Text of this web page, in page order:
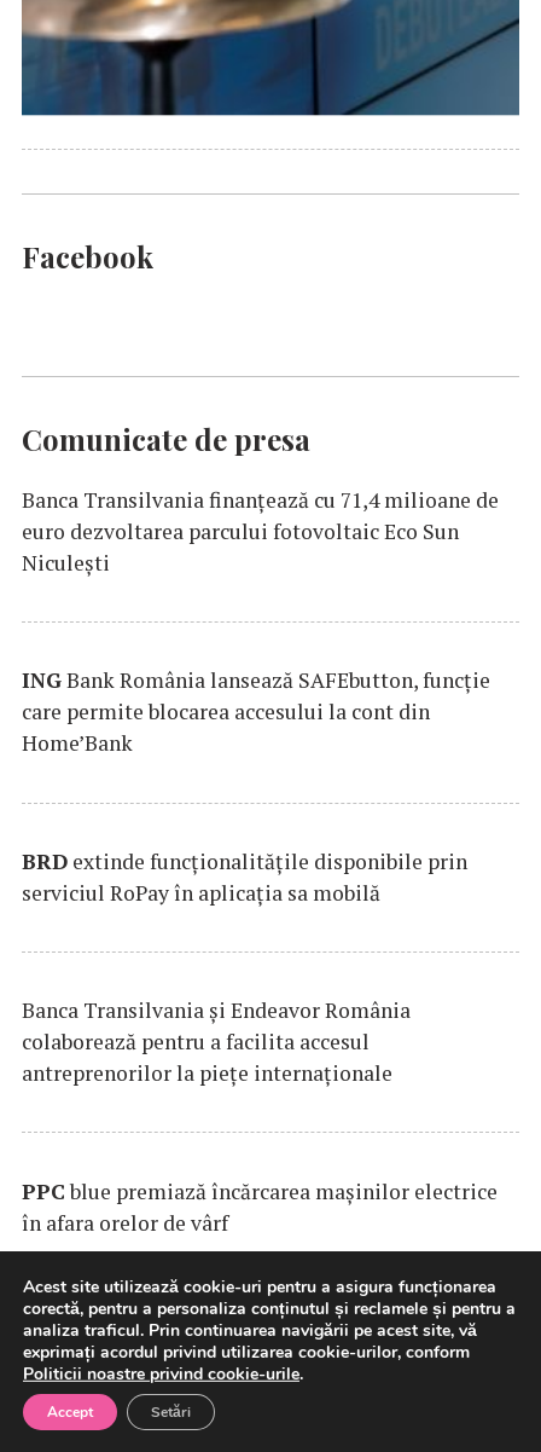
Facebook
Comunicate de presa
Banca Transilvania finanțează cu 71,4 milioane de
euro dezvoltarea parcului fotovoltaic Eco Sun
Niculești
INGBank România lansează SAFEbutton, funcţie
care permite blocarea accesului la cont din
Home’Bank
BRD extinde funcţionalităţile disponibile prin
serviciul RoPay în aplicaţia sa mobilă
Banca Transilvania şi Endeavor România
colaborează pentru a facilita accesul
antreprenorilor la pieţe internaţionale
PPCblue premiază încărcarea maşinilor electrice
în afara orelor de vârf
Finanțare de până la 61,6 milioane de euro:
Țuca Zbârcea & Asociații asistă BCR, partenerul
bancar al primului parc eolian dezvoltat în
România de Electrocentrale Borzești
Acest site utilizează cookie-uri pentru a asigura funcționarea
corectă, pentru a personaliza conținutul și reclamele și pentru a
analiza traficul. Prin continuarea navigării pe acest site, vă
exprimați acordul privind utilizarea cookie-urilor, conform
Politicii noastre privind cookie-urile.
Accept Setări